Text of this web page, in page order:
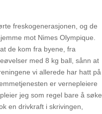
freskogenerasjonen, og de
mot Nimes Olympique.
de kom fra byene, fra
med 8 kg ball, sånn at
vi allerede har hatt på
er vernepleiere
jeg som regel bare å søke
en drivkraft i skrivingen,